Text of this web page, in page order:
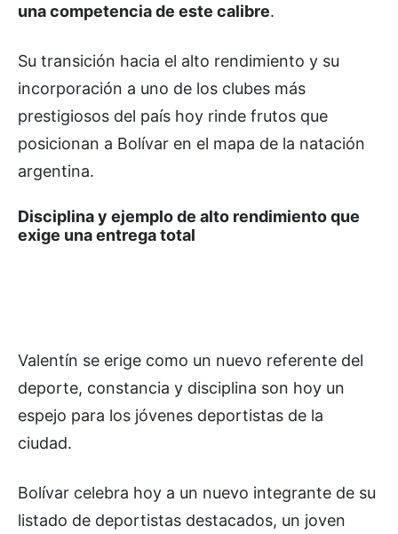
una competencia de este calibre.
Su transición hacia el alto rendimiento y su
incorporación a uno de los clubes más
prestigiosos del país hoy rinde frutos que
posicionan a Bolívar en el mapa de la natación
argentina.
Disciplina y ejemplo de alto rendimiento que
exige una entrega total
Valentín se erige como un nuevo referente del
deporte, constancia y disciplina son hoy un
espejo para los jóvenes deportistas de la
ciudad.
Bolívar celebra hoy a un nuevo integrante de su
listado de deportistas destacados, un joven